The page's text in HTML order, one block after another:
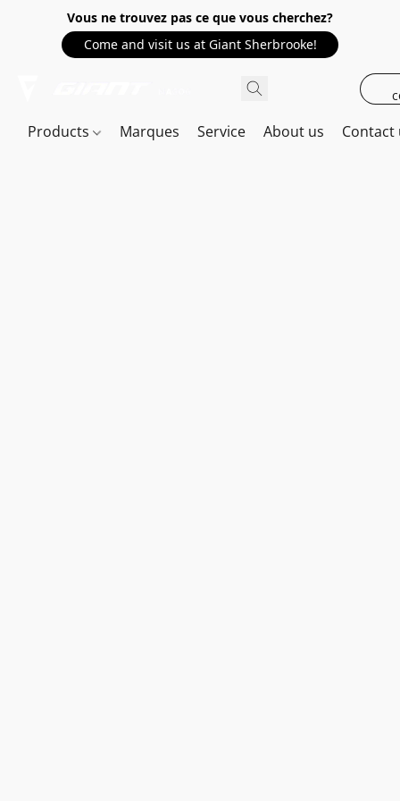
Vous ne trouvez pas ce que vous cherchez?
Come and visit us at Giant Sherbrooke!
Products Marques Service About us Contact